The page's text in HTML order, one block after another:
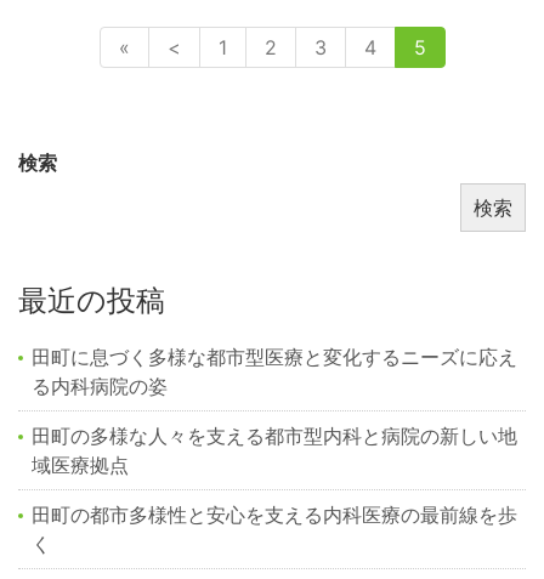
« < 1 2 3 4 5
検索
検索
最近の投稿
田町に息づく多様な都市型医療と変化するニーズに応え
る内科病院の姿
田町の多様な人々を支える都市型内科と病院の新しい地
域医療拠点
田町の都市多様性と安心を支える内科医療の最前線を歩
く